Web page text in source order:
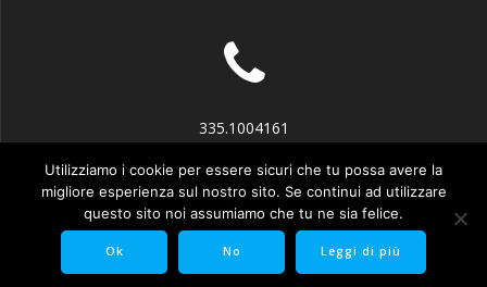
335.1004161
© 2026 UN.I.O.N. Unione Italiana Organismi Notificati e Abilitati.
Utilizziamo i cookie per essere sicuri che tu possa avere la
migliore esperienza sul nostro sito. Se continui ad utilizzare
questo sito noi assumiamo che tu ne sia felice.
Ok No Leggi di più